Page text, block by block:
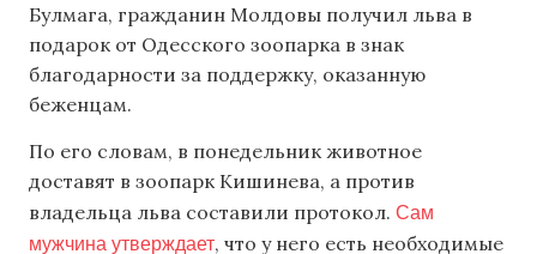
Булмага, гражданин Молдовы получил льва в
подарок от Одесского зоопарка в знак
благодарности за поддержку, оказанную
беженцам.
По его словам, в понедельник животное
доставят в зоопарк Кишинева, а против
владельца льва составили протокол. Сам
мужчина утверждает, что у него есть необходимые